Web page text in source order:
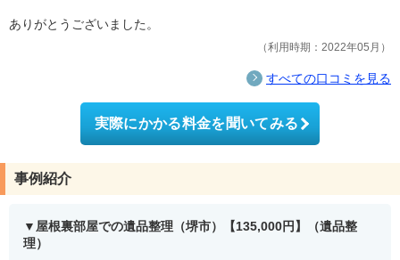
ありがとうございました。
利用時期：2022年05月
すべての口コミを見る
実際にかかる料金を聞いてみる
事例紹介
屋根裏部屋での遺品整理（堺市）【135,000円】（遺品整
理）